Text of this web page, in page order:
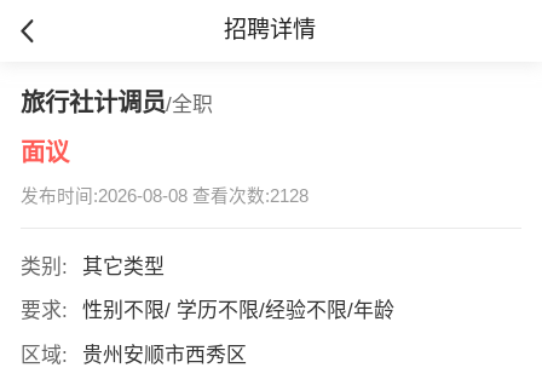
招聘详情
旅行社计调员/全职
面议
发布时间:2026-08-08 查看次数:2128
类别:
其它类型
要求:
性别不限/ 学历不限/经验不限/年龄
区域:
贵州安顺市西秀区